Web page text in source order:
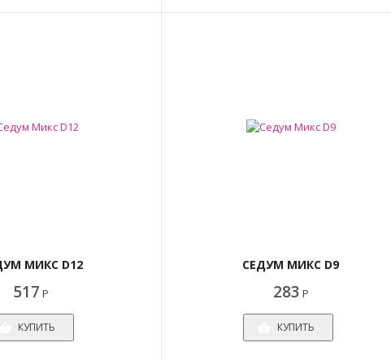
МИКС D12
517 Р
КУПИТЬ
СЕДУМ МИКС D9
283 Р
КУПИТЬ